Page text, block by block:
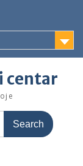
centar